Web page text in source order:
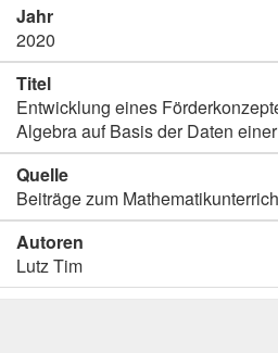
Jahr
2020
Titel
Entwicklung eines
Algebra auf Basis der Daten
Quelle
Beiträge zum
Autoren
Lutz Tim